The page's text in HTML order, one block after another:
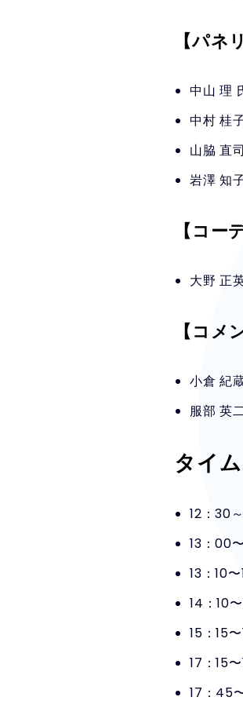
【パネ
中山 理
中村 桂
山脇 直
岩澤 知
【コー
大野 正
【コメ
小倉 紀
服部 英
タイ
12：30
13：00
13：10
14：10
15：15
17：15
17：45